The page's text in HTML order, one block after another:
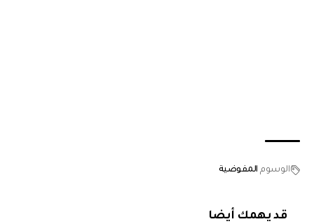
الوسوم المفوضية
قد يهمك أيضا